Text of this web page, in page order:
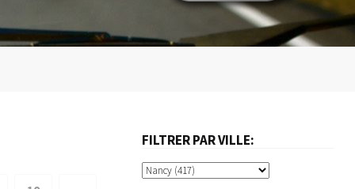
Cerfa02 et permis de conduire
FILTRER PAR VILLE: